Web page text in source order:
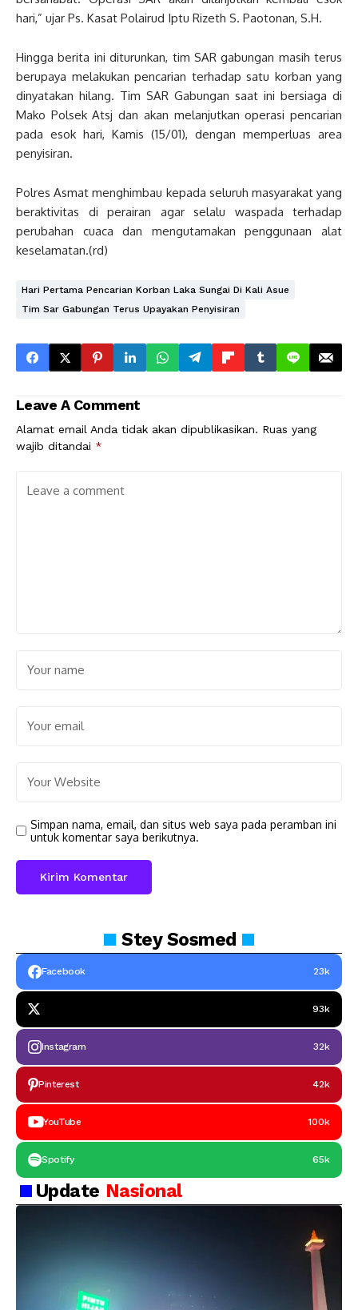
hari,” ujar Ps. Kasat Polairud Iptu Rizeth S. Paotonan, S.H.
Hingga berita ini diturunkan, tim SAR gabungan masih terus
berupaya melakukan pencarian terhadap satu korban yang
dinyatakan hilang. Tim SAR Gabungan saat ini bersiaga di
Mako Polsek Atsj dan akan melanjutkan operasi pencarian
pada esok hari, Kamis (15/01), dengan memperluas area
penyisiran.
Polres Asmat menghimbau kepada seluruh masyarakat yang
beraktivitas di perairan agar selalu waspada terhadap
perubahan cuaca dan mengutamakan penggunaan alat
keselamatan.(rd)
Hari Pertama Pencarian Korban Laka Sungai Di Kali Asue
Tim Sar Gabungan Terus Upayakan Penyisiran
Leave A Comment
Alamat email Anda tidak akan dipublikasikan. Ruas yang
wajib ditandai *
Simpan nama, email, dan situs web saya pada peramban ini
untuk komentar saya berikutnya.
SteySosmed
Facebook 23k
93k
Instagram 32k
Pinterest 42k
YouTube 100k
Spotify 65k
Update Nasional